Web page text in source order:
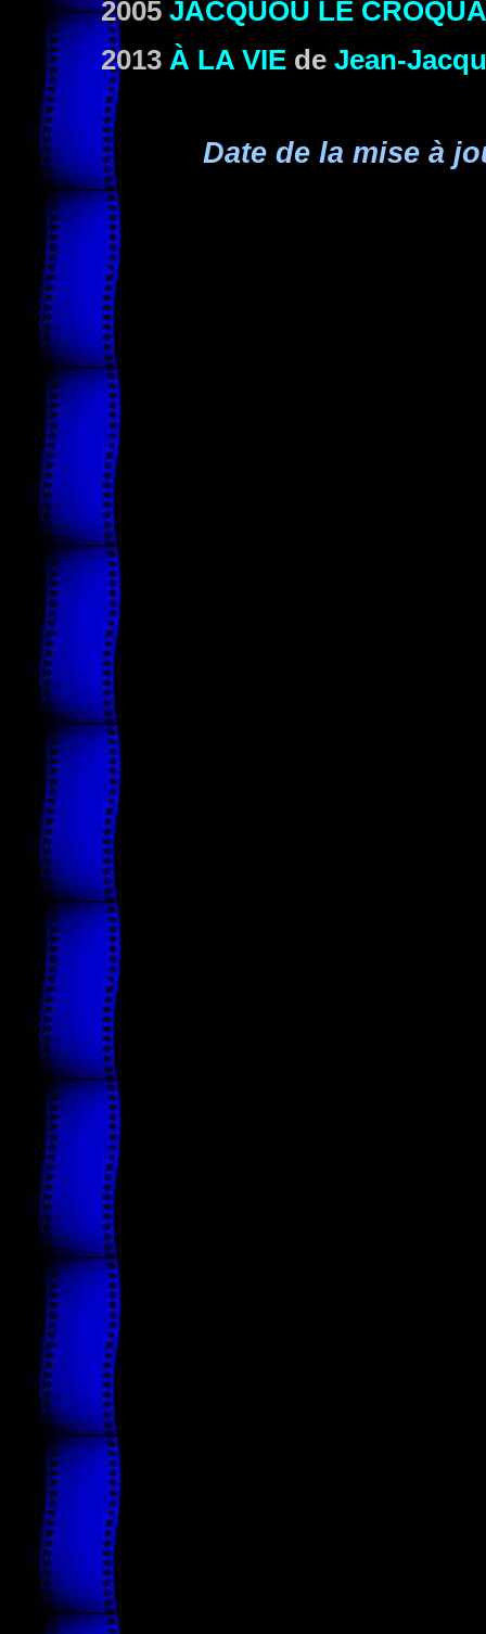
2005 JACQUOU LE
2013 À LA VIE de Jean-
Date de la mise à